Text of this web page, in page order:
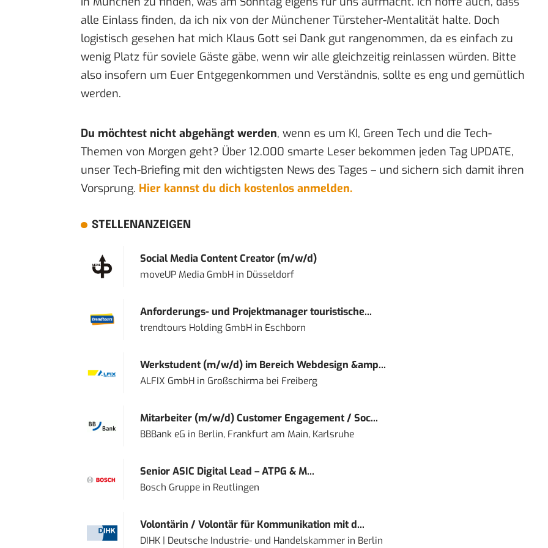
alle Einlass finden, da ich nix von der Münchener Türsteher-Mentalität halte. Doch
logistisch gesehen hat mich Klaus Gott sei Dank gut rangenommen, da es einfach zu
wenig Platz für soviele Gäste gäbe, wenn wir alle gleichzeitig reinlassen würden. Bitte
also insofern um Euer Entgegenkommen und Verständnis, sollte es eng und gemütlich
werden.
Du möchtest nicht abgehängt werden, wenn es um KI, Green Tech und die Tech-
Themen von Morgen geht? Über 12.000 smarte Leser bekommen jeden Tag UPDATE,
unser Tech-Briefing mit den wichtigsten News des Tages – und sichern sich damit ihren
Vorsprung. Hier kannst du dich kostenlos anmelden.
STELLENANZEIGEN
Social Media Content Creator (m/w/d)
moveUP Media GmbHin Düsseldorf
Anforderungs- und Projektmanager touristische...
trendtours Holding GmbHin Eschborn
Werkstudent (m/w/d) im Bereich Webdesign &amp...
ALFIX GmbHin Großschirma bei Freiberg
Mitarbeiter (m/w/d) Customer Engagement / Soc...
BBBank eG in Berlin, Frankfurt am Main, Karlsruhe
Senior ASIC Digital Lead – ATPG & M...
Bosch Gruppein Reutlingen
Volontärin / Volontär für Kommunikation mit d...
DIHK | Deutsche Industrie- und Handelskammerin Berlin